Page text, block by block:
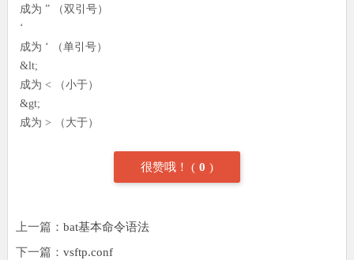
成为 ” （双引号）
‘
成为 ‘ （单引号）
&lt;
成为 < （小于）
&gt;
成为 > （大于）
很赞哦！ ( 0 )
上一篇： bat基本命令语法
下一篇： vsftp.conf